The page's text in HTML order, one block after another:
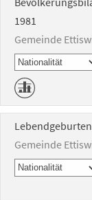
1981
Gemeinde
Gemeinde